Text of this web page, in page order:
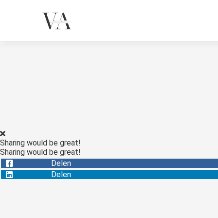
Sharing would be great!
Sharing would be great!
Delen
Delen